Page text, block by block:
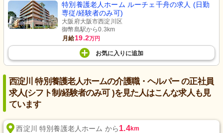
特別養護老人ホーム ルーチェ千舟の求人 (日勤
専従/経験者のみ可)
大阪府大阪市西淀川区
御幣島駅から0.3km
月給19.2万円
お気に入り に追加
西淀川 特別養護老人ホームの介護職・ヘルパー の正社員
求人(シフト制/経験者のみ可 )を見た人はこんな求人も見
ています
西淀川 特別養護老人ホーム から1.4km